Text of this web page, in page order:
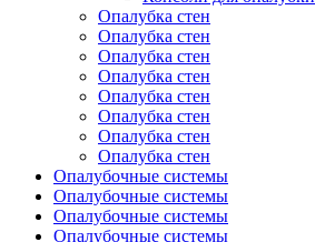
Опалубка стен
Опалубка стен
Опалубка стен
Опалубка стен
Опалубка стен
Опалубка стен
Опалубка стен
Опалубка стен
Опалубочные системы
Опалубочные системы
Опалубочные системы
Опалубочные системы